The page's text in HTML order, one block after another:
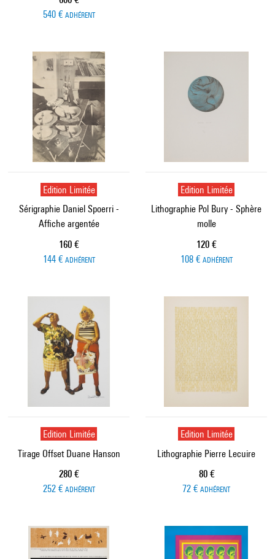
540 € ADHÉRENT
Edition Limitée
Sérigraphie Daniel Spoerri -
Affiche argentée
Prix ​​actuel
160 €
144 € ADHÉRENT
Edition Limitée
Lithographie Pol Bury - Sphère
molle
Prix ​​actuel
120 €
108 € ADHÉRENT
Edition Limitée
Tirage Offset Duane Hanson
Prix ​​actuel
280 €
252 € ADHÉRENT
Edition Limitée
Lithographie Pierre Lecuire
Prix ​​actuel
80 €
72 € ADHÉRENT